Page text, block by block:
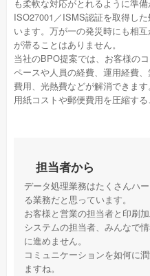
も柔軟な対応がとれるように準備
ISO27001／ISMS認証を取得し
います。万が一の発災時にも相
が滞ることはありません。
当社のBPO提案では、お客様の
ペースや人員の経費、運用経費
費用、光熱費などが解消できま
用紙コストや郵便費用を圧縮する
担当者から
データ処理業務はたくさんハ
る業務だと思っています。
お客様と営業の担当者と印刷
システムの担当者、みんなで
に進めません。
コミュニケーションを如何に
ますね。